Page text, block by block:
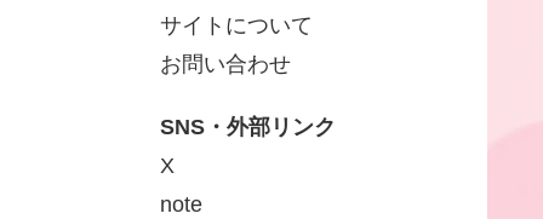
サイトについて
お問い合わせ
SNS・外部リンク
X
note